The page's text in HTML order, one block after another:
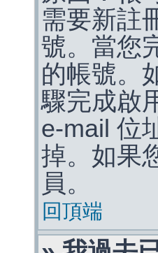
需要新註
號。當您
的帳號。
驟完成啟
e-mail 位
掉。如果
員。
回頂端